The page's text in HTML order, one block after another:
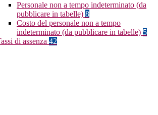
Personale non a tempo indeterminato (da
pubblicare in tabelle) 8
Costo del personale non a tempo
indeterminato (da pubblicare in tabelle) 5
di assenza 42